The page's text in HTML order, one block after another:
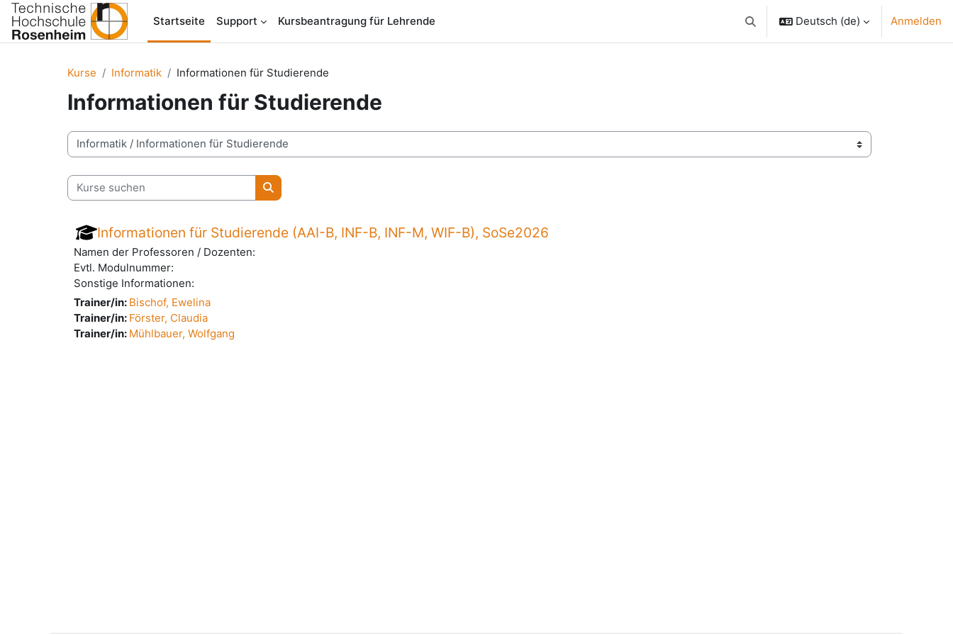
Zum Hauptinhalt
Startseite
Support Kursbeantragung für Lehrende Sucheingabe umschalten
Deutsch ‎(de)‎ Anmelden
Kurse Informatik Informationen für Studierende
Informationen für Studierende
Kursbereiche
Kurse suchen
Kurse suchen
Informationen für Studierende (AAI-B, INF-B, INF-M, WIF-B), SoSe2026
Namen der Professoren / Dozenten:
Evtl. Modulnummer:
Sonstige Informationen:
Trainer/in: Bischof, Ewelina
Trainer/in: Förster, Claudia
Trainer/in: Mühlbauer, Wolfgang